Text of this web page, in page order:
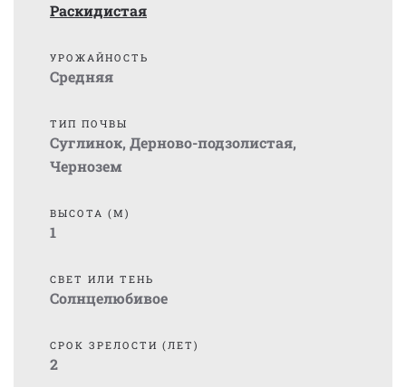
Раскидистая
УРОЖАЙНОСТЬ
Средняя
ТИП ПОЧВЫ
Суглинок, Дерново-подзолистая,
Чернозем
ВЫСОТА (М)
1
СВЕТ ИЛИ ТЕНЬ
Солнцелюбивое
СРОК ЗРЕЛОСТИ (ЛЕТ)
2